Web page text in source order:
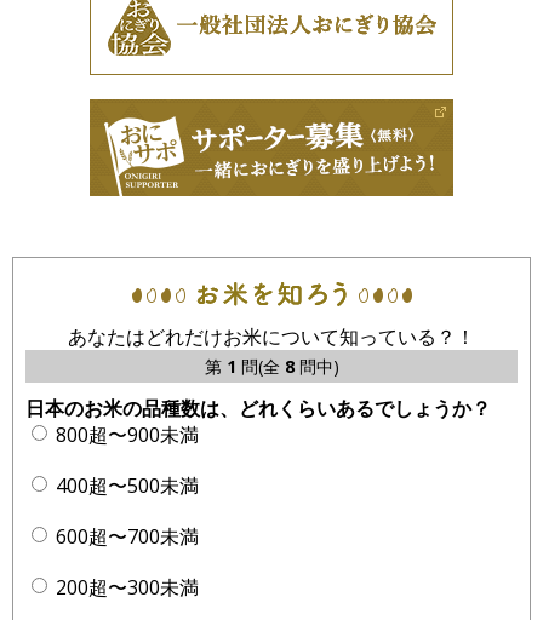
あなたはどれだけお米について知っている？！
第 1 問(全 8問中)
日本のお米の品種数は、どれくらいあるでしょうか？
800超〜900未満
400超〜500未満
600超〜700未満
200超〜300未満